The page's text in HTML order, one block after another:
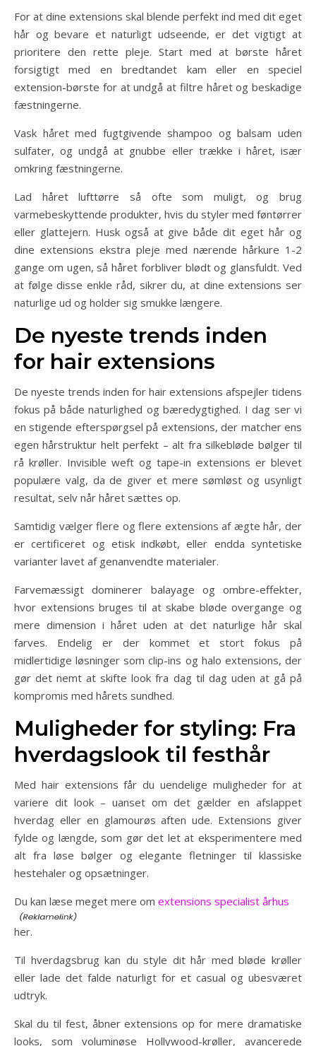
For at dine extensions skal blende perfekt ind med dit eget
hår og bevare et naturligt udseende, er det vigtigt at
prioritere den rette pleje. Start med at børste håret
forsigtigt med en bredtandet kam eller en speciel
extension-børste for at undgå at filtre håret og beskadige
fæstningerne.
Vask håret med fugtgivende shampoo og balsam uden
sulfater, og undgå at gnubbe eller trække i håret, især
omkring fæstningerne.
Lad håret lufttørre så ofte som muligt, og brug
varmebeskyttende produkter, hvis du styler med føntørrer
eller glattejern. Husk også at give både dit eget hår og
dine extensions ekstra pleje med nærende hårkure 1-2
gange om ugen, så håret forbliver blødt og glansfuldt. Ved
at følge disse enkle råd, sikrer du, at dine extensions ser
naturlige ud og holder sig smukke længere.
De nyeste trends inden
for hair extensions
De nyeste trends inden for hair extensions afspejler tidens
fokus på både naturlighed og bæredygtighed. I dag ser vi
en stigende efterspørgsel på extensions, der matcher ens
egen hårstruktur helt perfekt – alt fra silkebløde bølger til
rå krøller. Invisible weft og tape-in extensions er blevet
populære valg, da de giver et mere sømløst og usynligt
resultat, selv når håret sættes op.
Samtidig vælger flere og flere extensions af ægte hår, der
er certificeret og etisk indkøbt, eller endda syntetiske
varianter lavet af genanvendte materialer.
Farvemæssigt dominerer balayage og ombre-effekter,
hvor extensions bruges til at skabe bløde overgange og
mere dimension i håret uden at det naturlige hår skal
farves. Endelig er der kommet et stort fokus på
midlertidige løsninger som clip-ins og halo extensions, der
gør det nemt at skifte look fra dag til dag uden at gå på
kompromis med hårets sundhed.
Muligheder for styling: Fra
hverdagslook til festhår
Med hair extensions får du uendelige muligheder for at
variere dit look – uanset om det gælder en afslappet
hverdag eller en glamourøs aften ude. Extensions giver
fylde og længde, som gør det let at eksperimentere med
alt fra løse bølger og elegante fletninger til klassiske
hestehaler og opsætninger.
Du kan læse meget mere om extensions specialist århus
her.
Til hverdagsbrug kan du style dit hår med bløde krøller
eller lade det falde naturligt for et casual og ubesværet
udtryk.
Skal du til fest, åbner extensions op for mere dramatiske
looks, som voluminøse Hollywood-krøller, avancerede